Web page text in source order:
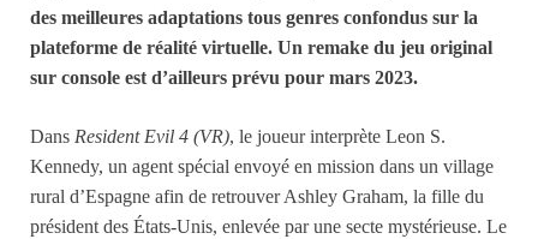
des meilleures adaptations tous genres confondus sur la
plateforme de réalité virtuelle. Un remake du jeu original
sur console est d’ailleurs prévu pour mars 2023.
Dans Resident Evil 4 (VR), le joueur interprète Leon S.
Kennedy, un agent spécial envoyé en mission dans un village
rural d’Espagne afin de retrouver Ashley Graham, la fille du
président des États-Unis, enlevée par une secte mystérieuse. Le